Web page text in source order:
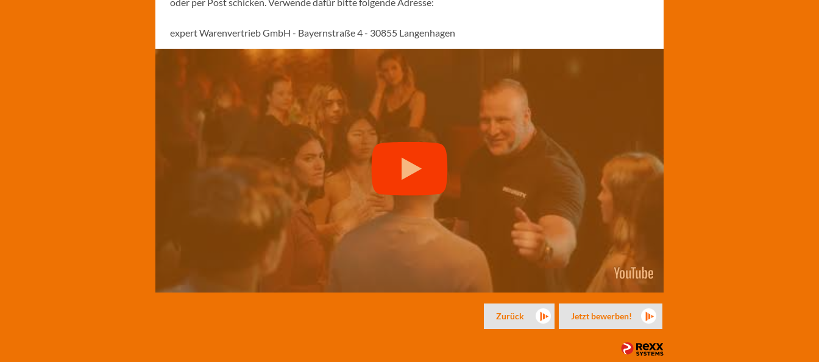
expert Warenvertrieb GmbH - Bayernstraße 4 - 30855 Langenhagen
Zurück Jetzt bewerben!